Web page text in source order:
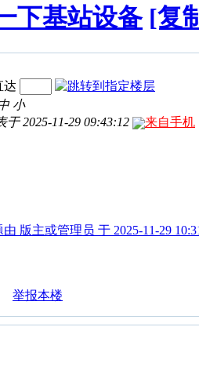
下基站设备 [复
达
小
于 2025-11-29 09:43:12
来自手机
版主或管理员 于 2025-11-29
举报本楼